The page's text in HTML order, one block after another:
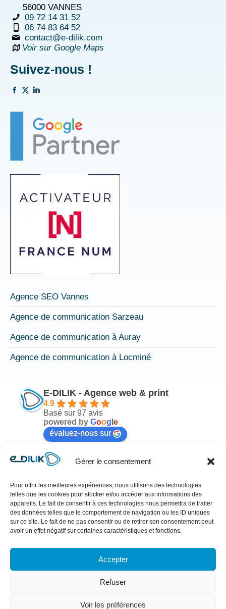
Gérer le consentement
Pour offrir les meilleures expériences, nous utilisons des technologies
telles que les cookies pour stocker et/ou accéder aux informations des
appareils. Le fait de consentir à ces technologies nous permettra de traiter
des données telles que le comportement de navigation ou les ID uniques
sur ce site. Le fait de ne pas consentir ou de retirer son consentement peut
avoir un effet négatif sur certaines caractéristiques et fonctions.
Accepter
Refuser
Voir les préférences
56000 VANNES
09 72 14 31 52
06 74 83 64 52
contact@e-dilik.com
Voir sur Google Maps
Suivez-nous !
La
Facebook
s'ouvre
dans
nouvelle
fenêtre
La
s'ouvre
dans
une
nouvelle
s'ouvre
dans
une
nouvelle
Agence SEO Vannes
Agence de communication Sarzeau
Agence de communication à Auray
Agence de communication à Locminé
E-DILIK - Agence web & print
4.9
Basé sur 97 avis
powered by Goog e
évaluez-nous sur
Je suis ravie d'avoir fait confiance à M Tournaire
pour la conception de mon nouveau site de vente
en ligne. Il a été à l'écoute de mes besoins, mes
Ultra réactif à mes sollicitations. Délais de
conception et budget respectés. Contrairement à
je sais maintenant qui appeler en cas de